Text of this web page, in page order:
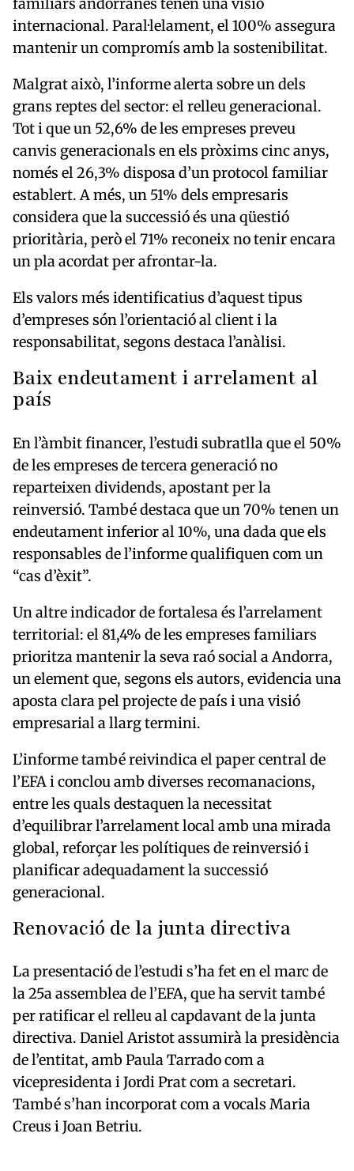
familiars andorranes tenen una visió
internacional. Paral·lelament, el 100% assegura
mantenir un compromís amb la sostenibilitat.
Malgrat això, l’informe alerta sobre un dels
grans reptes del sector: el relleu generacional.
Tot i que un 52,6% de les empreses preveu
canvis generacionals en els pròxims cinc anys,
només el 26,3% disposa d’un protocol familiar
establert. A més, un 51% dels empresaris
considera que la successió és una qüestió
prioritària, però el 71% reconeix no tenir encara
un pla acordat per afrontar-la.
Els valors més identificatius d’aquest tipus
d’empreses són l’orientació al client i la
responsabilitat, segons destaca l’anàlisi.
Baix endeutament i arrelament al
país
En l’àmbit financer, l’estudi subratlla que el 50%
de les empreses de tercera generació no
reparteixen dividends, apostant per la
reinversió. També destaca que un 70% tenen un
endeutament inferior al 10%, una dada que els
responsables de l’informe qualifiquen com un
“cas d’èxit”.
Un altre indicador de fortalesa és l’arrelament
territorial: el 81,4% de les empreses familiars
prioritza mantenir la seva raó social a Andorra,
un element que, segons els autors, evidencia una
aposta clara pel projecte de país i una visió
empresarial a llarg termini.
L’informe també reivindica el paper central de
l’EFA i conclou amb diverses recomanacions,
entre les quals destaquen la necessitat
d’equilibrar l’arrelament local amb una mirada
global, reforçar les polítiques de reinversió i
planificar adequadament la successió
generacional.
Renovació de la junta directiva
La presentació de l’estudi s’ha fet en el marc de
la 25a assemblea de l’EFA, que ha servit també
per ratificar el relleu al capdavant de la junta
directiva. Daniel Aristotassumirà la presidència
de l’entitat, amb Paula Tarradocom a
vicepresidenta iJordi Pratcom a secretari.
També s’han incorporat com a vocals Maria
Creus iJoan Betriu.